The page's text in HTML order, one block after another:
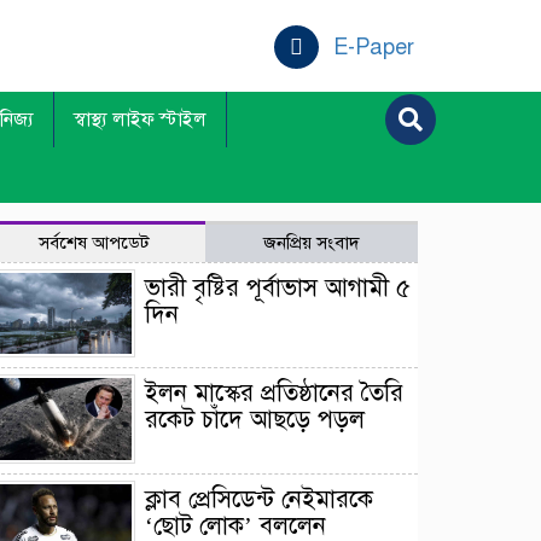
E-Paper
স্বাস্থ্য লাইফ স্টাইল
সর্বশেষ আপডেট জনপ্রিয় সংবাদ
ভারী বৃষ্টির পূর্বাভাস আগামী ৫
দিন
ইলন মাস্কের প্রতিষ্ঠানের তৈরি
রকেট চাঁদে আছড়ে পড়ল
ক্লাব প্রেসিডেন্ট নেইমারকে
‘ছোট লোক’ বললেন